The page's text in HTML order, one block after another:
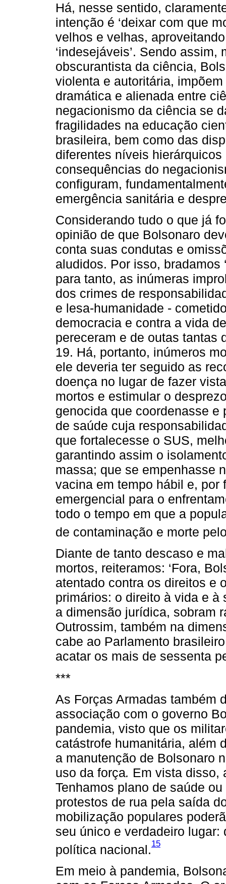
Há, nesse sentido,
intenção é ‘deixar com que
velhos e velhas,
‘indesejáveis’. Sendo
obscurantista da ciência,
violenta e autoritária,
dramática e alienada entre
negacionismo da ciência se
fragilidades na educação
brasileira, bem como das
diferentes níveis
consequências do
configuram,
emergência sanitária e
Considerando tudo o que já
opinião de que Bolsonaro
conta suas condutas e
aludidos. Por isso, bradamos
para tanto, as inúmeras
dos crimes de
e lesa-humanidade -
democracia e contra a vida
pereceram e de outas tantas
19. Há, portanto, inúmeros
ele deveria ter seguido as
doença no lugar de fazer
mortos e estimular o
genocida que coordenasse
de saúde cuja
que fortalecesse o SUS,
garantindo assim o
massa; que se empenhasse
vacina em tempo hábil e,
emergencial para o
todo o tempo em que a
de contaminação e morte
Diante de tanto descaso e
mortos, reiteramos: ‘Fora,
atentado contra os direitos e
primários: o direito à vida e à
a dimensão jurídica, sobram
Outrossim, também na
cabe ao Parlamento
acatar os mais de sessenta
***
As Forças Armadas também
associação com o governo
pandemia, visto que os
catástrofe humanitária, além
a manutenção de Bolsonaro
uso da força. Em vista
Tenhamos plano de saúde
protestos de rua pela saída
mobilização populares
seu único e verdadeiro
política nacional.15
Em meio à pandemia,